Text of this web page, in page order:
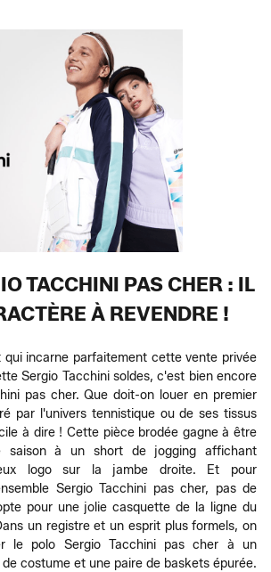
TACCHINI PAS CHER : IL
À REVENDRE !
qui incarne parfaitement cette vente privée
Sergio Tacchini soldes, c'est bien encore
pas cher. Que doit-on louer en premier
par l'univers tennistique ou de ses tissus
à dire ! Cette pièce brodée gagne à être
saison à un short de jogging affichant
logo sur la jambe droite. Et pour
Sergio Tacchini pas cher, pas de
pour une jolie casquette de la ligne du
un registre et un esprit plus formels, on
le polo Sergio Tacchini pas cher à un
costume et une paire de baskets épurée.